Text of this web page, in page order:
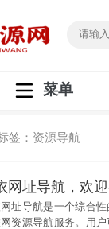
菜单
签：资源导航
网址导航，欢
址导航是一个综合
网资源导航服务。用